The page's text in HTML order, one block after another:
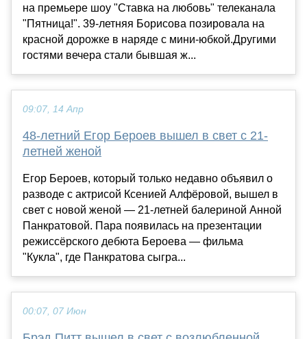
на премьере шоу "Ставка на любовь" телеканала
"Пятница!". 39-летняя Борисова позировала на
красной дорожке в наряде с мини-юбкой.Другими
гостями вечера стали бывшая ж...
09:07, 14 Апр
48-летний Егор Бероев вышел в свет с 21-
летней женой
Егор Бероев, который только недавно объявил о
разводе с актрисой Ксенией Алфёровой, вышел в
свет с новой женой — 21-летней балериной Анной
Панкратовой. Пара появилась на презентации
режиссёрского дебюта Бероева — фильма
"Кукла", где Панкратова сыгра...
00:07, 07 Июн